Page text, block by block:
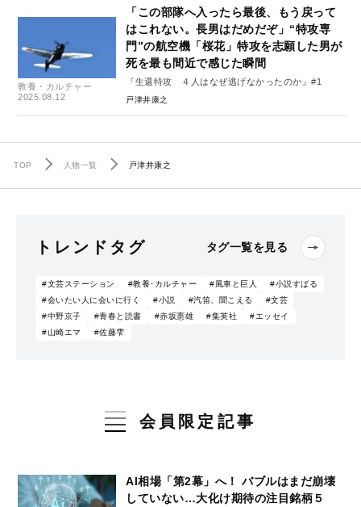
教養・カルチャー
2025.08.12
「この部隊へ入ったら最後、もう戻って
はこれない。長男はだめだぞ」“特攻専
門”の航空機「桜花」特攻を志願した男が
死を最も間近で感じた瞬間
『生還特攻 ４人はなぜ逃げなかったのか』#1
戸津井康之
TOP 人物一覧 戸津井康之
トレンドタグ タグ一覧を見る
#文芸ステーション #教養･カルチャー #風車と巨人
#小説すばる
#会いたい人に会いに行く
#小説 #汽笛、聞こえる
#文芸
#中野京子
#青春と読書 #赤坂憲雄 #集英社
#エッセイ
#山崎エマ
#佐藤雫
会員限定記事
AI相場「第2幕」へ！ バブルはまだ崩壊
していない…大化け期待の注目銘柄５